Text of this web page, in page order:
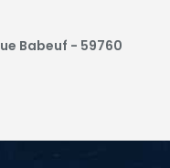
Babeuf - 59760